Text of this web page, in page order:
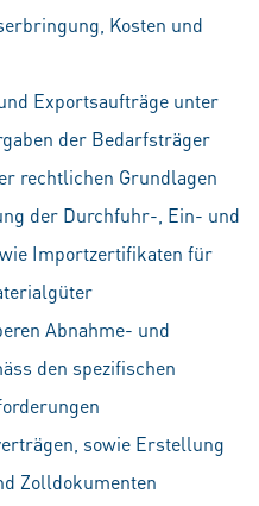
Kosten und
Exportsaufträge unter
der Bedarfsträger
rechtlichen Grundlagen
der Durchfuhr-, Ein- und
Importzertifikaten für
Abnahme- und
den spezifischen
sowie Erstellung
Zolldokumenten